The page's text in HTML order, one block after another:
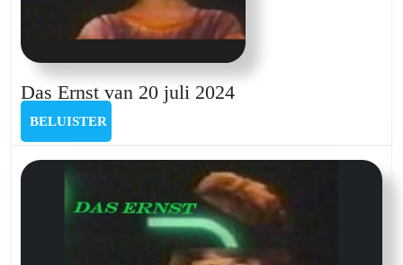
Das Ernst van 20 juli 2024Das
20
juli
2024
BELUISTER